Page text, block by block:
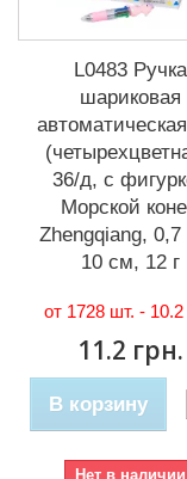
L0483 Ручка
шариковая
36/д, с
Морской
Zhengqiang,
10 см, 12 г
от 1728 шт. - 10.2
11.2 грн.
В корзину
Нет в наличии